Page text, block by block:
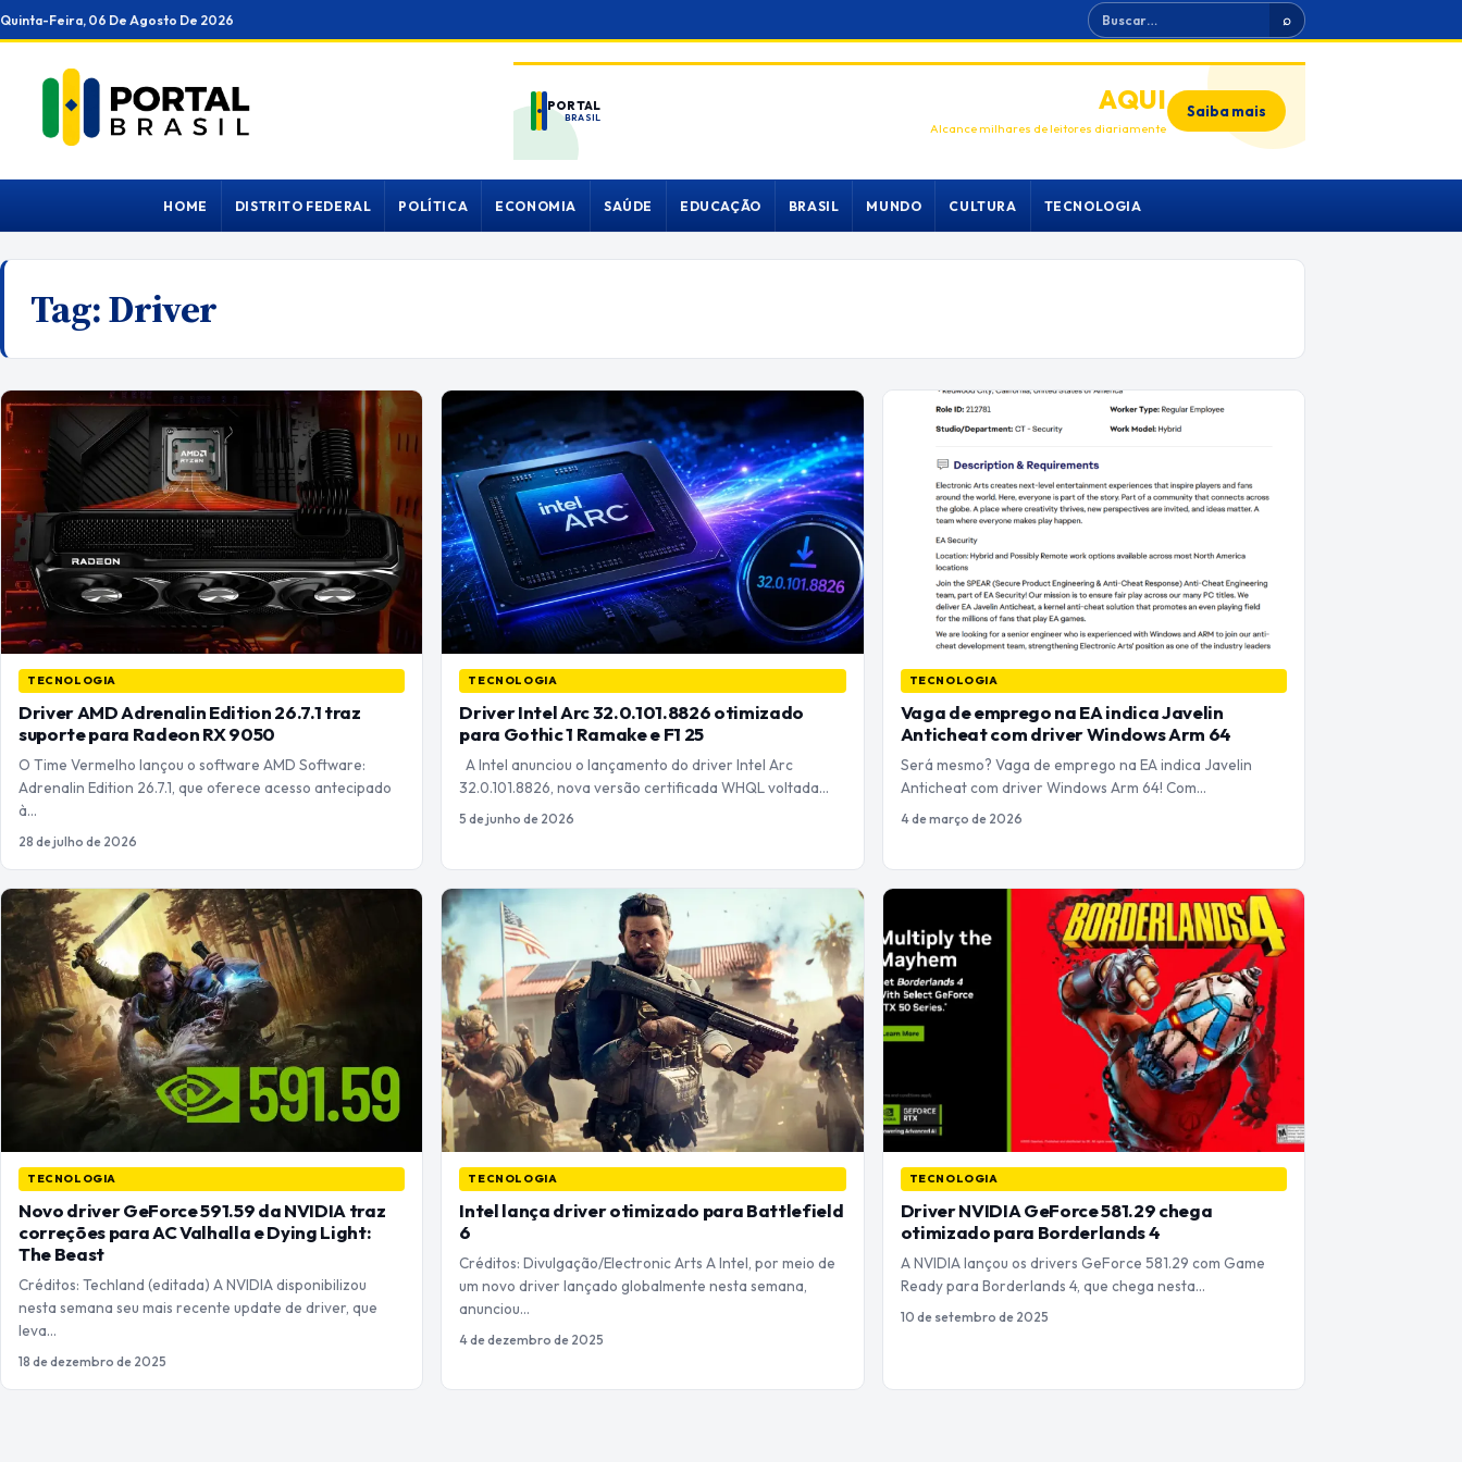
Ir
para
conteúdo
Quinta-Feira, 06 De Agosto De 2026 Buscar ⌕
PORTAL
BRASIL
ANUNCIEAQUI
Alcance milhares de leitores diariamente
Saiba mais
HOME DISTRITO FEDERAL POLÍTICA ECONOMIA SAÚDE EDUCAÇÃO BRASIL MUNDO CULTURA TECNOLOGIA
Tag:Driver
TECNOLOGIA
Driver AMD Adrenalin Edition 26.7.1 traz
suporte para Radeon RX 9050
O Time Vermelho lançou o software AMD Software:
Adrenalin Edition 26.7.1, que oferece acesso antecipado
à…
28 de julho de 2026
TECNOLOGIA
Driver Intel Arc 32.0.101.8826 otimizado
para Gothic 1 Ramake e F1 25
A Intel anunciou o lançamento do driver Intel Arc
32.0.101.8826, nova versão certificada WHQL voltada…
5 de junho de 2026
TECNOLOGIA
Vaga de emprego na EA indica Javelin
Anticheat com driver Windows Arm 64
Será mesmo? Vaga de emprego na EA indica Javelin
Anticheat com driver Windows Arm 64! Com…
4 de março de 2026
TECNOLOGIA
Novo driver GeForce 591.59 da NVIDIA traz
correções para AC Valhalla e Dying Light:
The Beast
Créditos: Techland (editada) A NVIDIA disponibilizou
nesta semana seu mais recente update de driver, que
leva…
18 de dezembro de 2025
TECNOLOGIA
Intel lança driver otimizado para Battlefield
6
Créditos: Divulgação/Electronic Arts A Intel, por meio de
um novo driver lançado globalmente nesta semana,
anunciou…
4 de dezembro de 2025
TECNOLOGIA
Driver NVIDIA GeForce 581.29 chega
otimizado para Borderlands 4
A NVIDIA lançou os drivers GeForce 581.29 com Game
Ready para Borderlands 4, que chega nesta…
10 de setembro de 2025